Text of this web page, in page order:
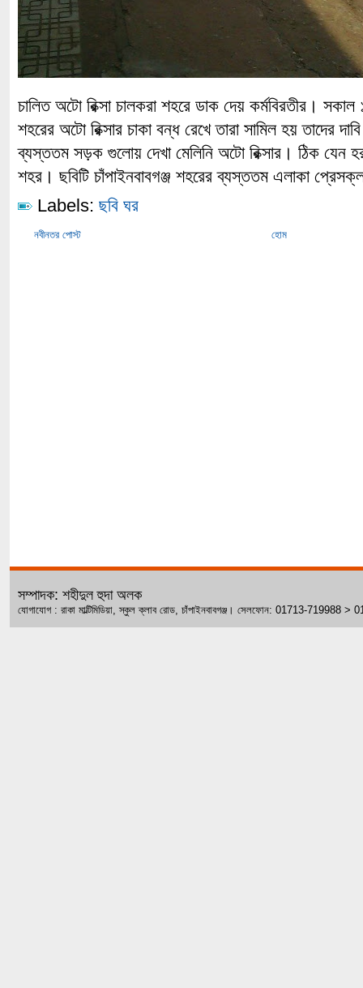
চালিত অটো রিক্সা চালকরা শহরে ডাক দেয় কর্মবিরতীর।
শহরের অটো রিক্সার চাকা বন্ধ রেখে তারা সামিল হয় তাদের
ব্যস্ততম সড়ক গুলোয় দেখা মেলিনি অটো রিক্সার। ঠিক যেন
শহর। ছবিটি চাঁপাইনবাবগঞ্জ শহরের ব্যস্ততম এলাকা
Labels: ছবি ঘর
নবীনতর পোস্ট হোম
সম্পাদক: শহীদুল হুদা অলক
যোগাযোগ : রাকা মাল্টিমিডিয়া, স্কুল ক্লাব রোড, চাঁপাইনবাবগঞ্জ। সেলফোন: 01713-